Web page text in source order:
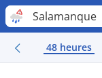
Salamanque
48 heures